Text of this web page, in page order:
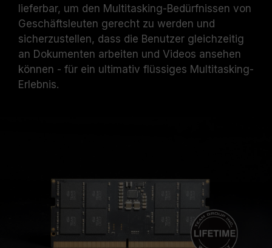
lieferbar, um den Multitasking-Bedürfnissen von
Geschäftsleuten gerecht zu werden und
sicherzustellen, dass die Benutzer gleichzeitig
an Dokumenten arbeiten und Videos ansehen
können - für ein ultimativ flüssiges Multitasking-
Erlebnis.